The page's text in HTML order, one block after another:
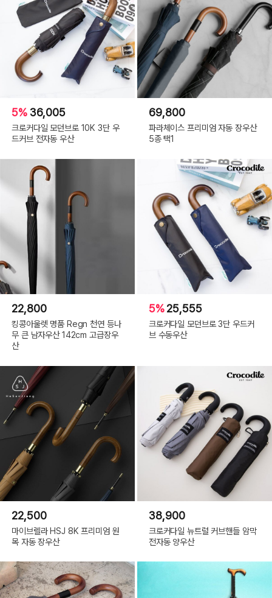
5% 36,005
크로커다일 모던브로 10K 3단 우
드커브 전자동 우산
69,800
파라체이스 프리미엄 자동 장우산
5종 택1
22,800
킹콩아울렛 명품 Regn 천연 등나
무 큰 남자우산 142cm 고급장우
산
5%25,555
크로커다일 모던브로 3단 우드커
브 수동우산
22,500
마이브렐라 HSJ 8K 프리미엄 원
목 자동 장우산
38,900
크로커다일 뉴트럴 커브핸들 암막
전자동 양우산